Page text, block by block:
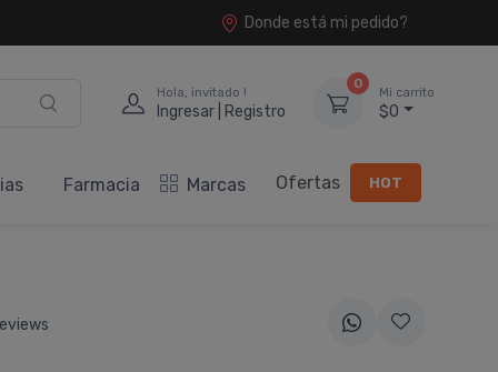
Donde está mi pedido?
Hola, invitado !
Ingresar | Registro
0
Mi carrito
$0
Farmacia Marcas Ofertas HOT